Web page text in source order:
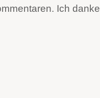
Ich danke